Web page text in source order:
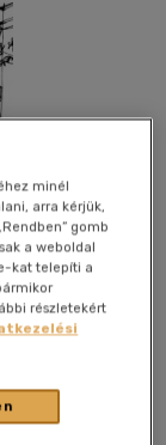
Megosztom
|kartonált
minél
arra kérjük,
gomb
a weboldal
kat telepíti a
részletekért